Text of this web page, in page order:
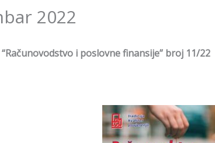
2022
i poslovne finansije” broj 11/22